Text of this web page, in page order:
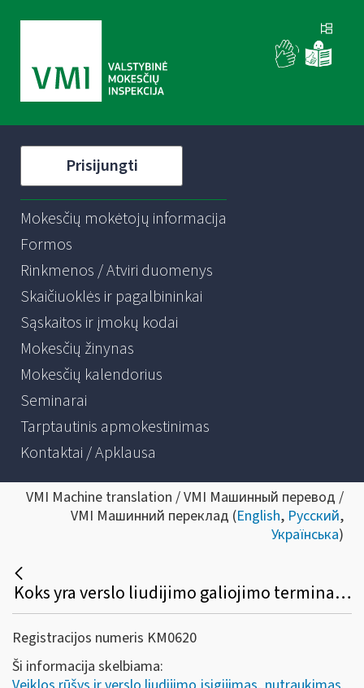
Prisijungti
Mokesčių mokėtojų informacija
Formos
Rinkmenos / Atviri duomenys
Skaičiuoklės ir pagalbininkai
Sąskaitos ir įmokų kodai
Mokesčių žinynas
Mokesčių kalendorius
Seminarai
Tarptautinis apmokestinimas
Kontaktai / Apklausa
VMI Machine translation / VMI Машинный перевод /
VMI Машинний переклад (English, Русский,
Українська)
Koks yra verslo liudijimo galiojimo terminas, jo pratęsimo bei nutraukimo tvarka?
Registracijos numeris KM0620
Ši informacija skelbiama: